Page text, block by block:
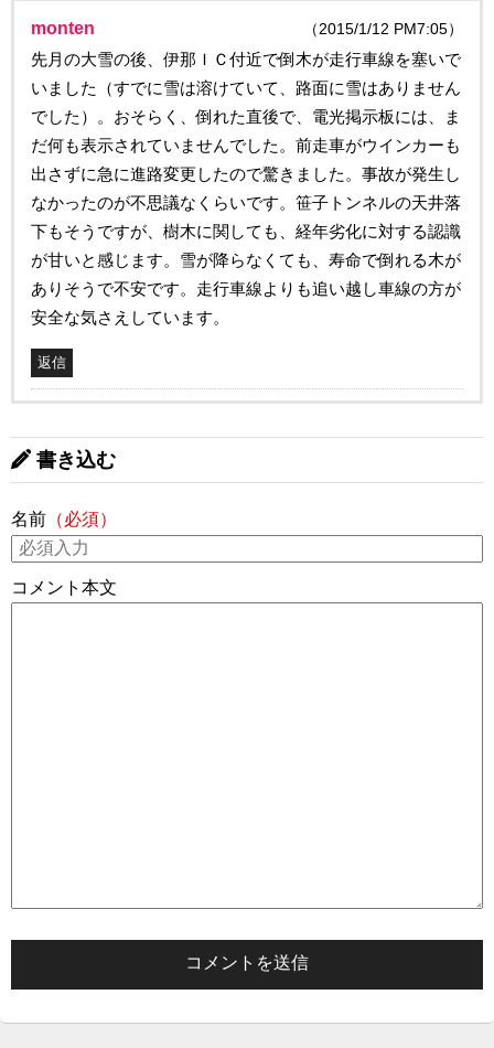
monten （2015/1/12 PM7:05）
先月の大雪の後、伊那ＩＣ付近で倒木が走行車線を塞いで
いました（すでに雪は溶けていて、路面に雪はありません
でした）。おそらく、倒れた直後で、電光掲示板には、ま
だ何も表示されていませんでした。前走車がウインカーも
出さずに急に進路変更したので驚きました。事故が発生し
なかったのが不思議なくらいです。笹子トンネルの天井落
下もそうですが、樹木に関しても、経年劣化に対する認識
が甘いと感じます。雪が降らなくても、寿命で倒れる木が
ありそうで不安です。走行車線よりも追い越し車線の方が
安全な気さえしています。
返信
書き込む
名前 （必須）
コメント本文